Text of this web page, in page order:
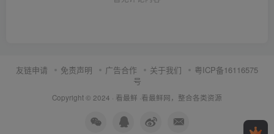
友链申请 免责声明 广告合作 关于我们
粤ICP备16116575
号
Copyright © 2024 · 看最鲜 ·看最鲜网，整合各类资源